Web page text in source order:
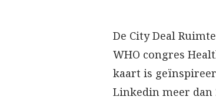
De City Deal
WHO congres
kaart is
Linkedin meer dan